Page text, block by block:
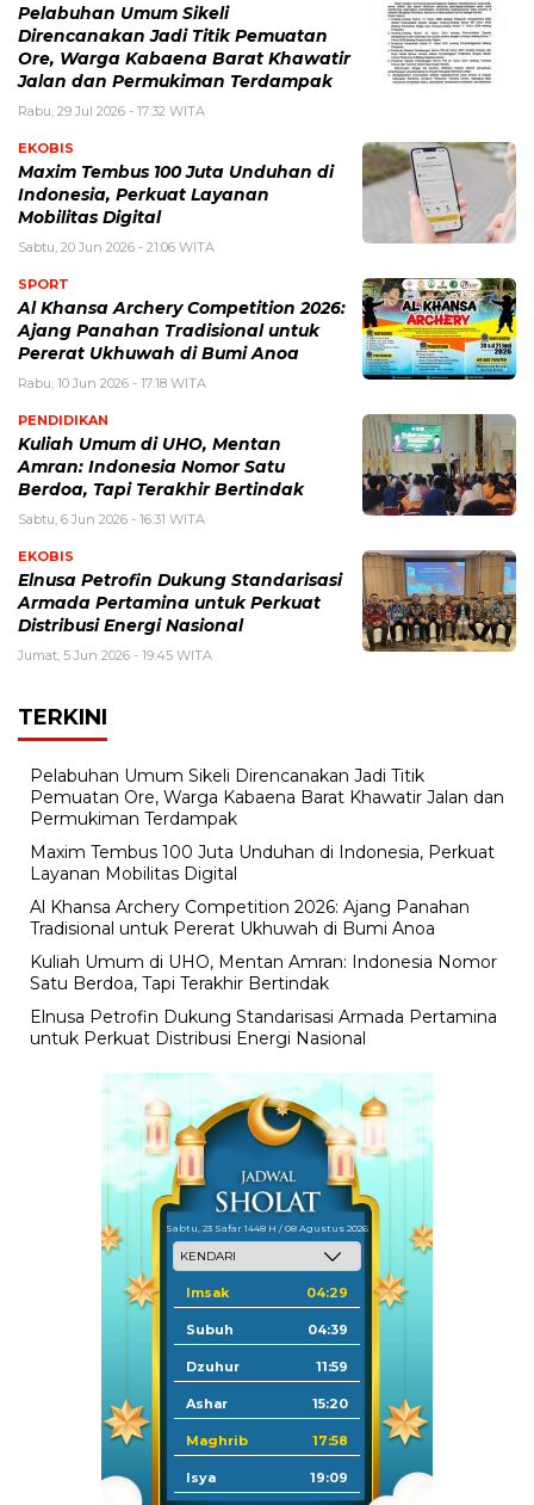
Pelabuhan Umum Sikeli
Direncanakan Jadi Titik Pemuatan
Ore, Warga Kabaena Barat Khawatir
Jalan dan Permukiman Terdampak
Rabu, 29 Jul 2026 - 17:32 WITA
EKOBIS
Maxim Tembus 100 Juta Unduhan di
Indonesia, Perkuat Layanan
Mobilitas Digital
Sabtu, 20 Jun 2026 - 21:06 WITA
SPORT
Al Khansa Archery Competition 2026:
Ajang Panahan Tradisional untuk
Pererat Ukhuwah di Bumi Anoa
Rabu, 10 Jun 2026 - 17:18 WITA
PENDIDIKAN
Kuliah Umum di UHO, Mentan
Amran: Indonesia Nomor Satu
Berdoa, Tapi Terakhir Bertindak
Sabtu, 6 Jun 2026 - 16:31 WITA
EKOBIS
Elnusa Petrofin Dukung Standarisasi
Armada Pertamina untuk Perkuat
Distribusi Energi Nasional
Jumat, 5 Jun 2026 - 19:45 WITA
TERKINI
Pelabuhan Umum Sikeli Direncanakan Jadi Titik
Pemuatan Ore, Warga Kabaena Barat Khawatir Jalan dan
Permukiman Terdampak
Maxim Tembus 100 Juta Unduhan di Indonesia, Perkuat
Layanan Mobilitas Digital
Al Khansa Archery Competition 2026: Ajang Panahan
Tradisional untuk Pererat Ukhuwah di Bumi Anoa
Kuliah Umum di UHO, Mentan Amran: Indonesia Nomor
Satu Berdoa, Tapi Terakhir Bertindak
Elnusa Petrofin Dukung Standarisasi Armada Pertamina
untuk Perkuat Distribusi Energi Nasional
Sabtu, 23 Safar 1448 H / 08 Agustus 2026
Imsak 04:29
Subuh 04:39
Dzuhur 11:59
Ashar 15:20
Maghrib 17:58
Isya 19:09